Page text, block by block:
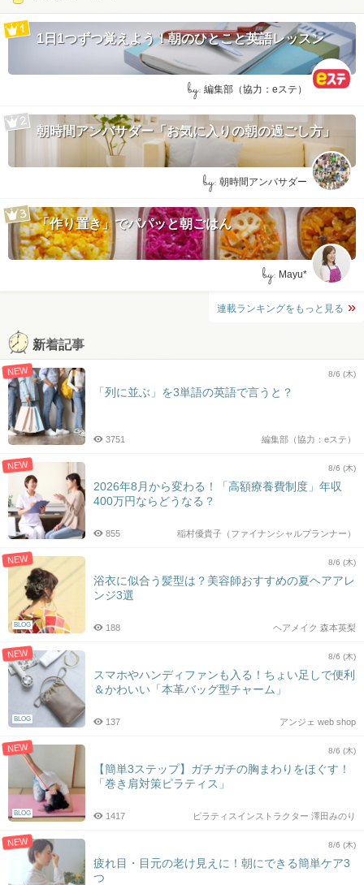
1日1つずつ覚えよう！朝のひとこと英語レッスン
by: 編集部（協力：eステ）
朝時間アンバサダー「お気に入りの朝の過ごし方」
by: 朝時間アンバサダー
「作り置き」でパパッと朝ごはん
by: Mayu*
連載ランキングをもっと見る
新着記事
NEW 8/6 (木)
「列に並ぶ」を3単語の英語で言うと？
編集部（協力：eステ）
3751
NEW 8/6 (木)
2026年8月から変わる！「高額療養費制度」年収
400万円ならどうなる？
稲村優貴子（ファイナンシャルプランナー）
855
NEW
BLOG
8/6 (木)
浴衣に似合う髪型は？美容師おすすめの夏ヘアアレ
ンジ3選
ヘアメイク 森本英梨
188
NEW
BLOG
8/6 (木)
スマホやハンディファンも入る！ちょい足しで便利
＆かわいい「本革バッグ型チャーム」
アンジェ web shop
137
NEW
BLOG
8/6 (木)
【簡単3ステップ】ガチガチの胸まわりをほぐす！
「巻き肩対策ピラティス」
ピラティスインストラクター 澤田みのり
1417
NEW 8/6 (木)
疲れ目・目元の老け見えに！朝にできる簡単ケア3
つ